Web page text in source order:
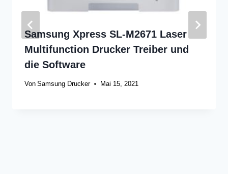
Samsung Xpress SL-M2671 Laser
Multifunction Drucker Treiber und
die Software
Von Samsung Drucker Mai 15, 2021